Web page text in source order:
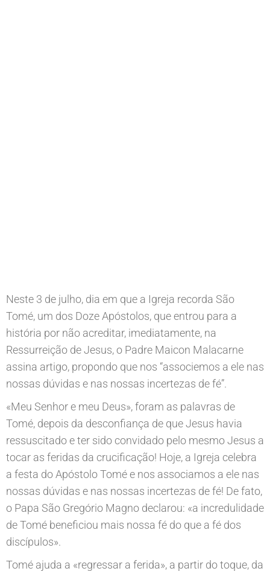
Neste 3 de julho, dia em que a Igreja recorda São
Tomé, um dos Doze Apóstolos, que entrou para a
história por não acreditar, imediatamente, na
Ressurreição de Jesus, o Padre Maicon Malacarne
assina artigo, propondo que nos “associemos a ele nas
nossas dúvidas e nas nossas incertezas de fé”.
«Meu Senhor e meu Deus», foram as palavras de
Tomé, depois da desconfiança de que Jesus havia
ressuscitado e ter sido convidado pelo mesmo Jesus a
tocar as feridas da crucificação! Hoje, a Igreja celebra
a festa do Apóstolo Tomé e nos associamos a ele nas
nossas dúvidas e nas nossas incertezas de fé! De fato,
o Papa São Gregório Magno declarou: «a incredulidade
de Tomé beneficiou mais nossa fé do que a fé dos
discípulos».
Tomé ajuda a «regressar a ferida», a partir do toque, da